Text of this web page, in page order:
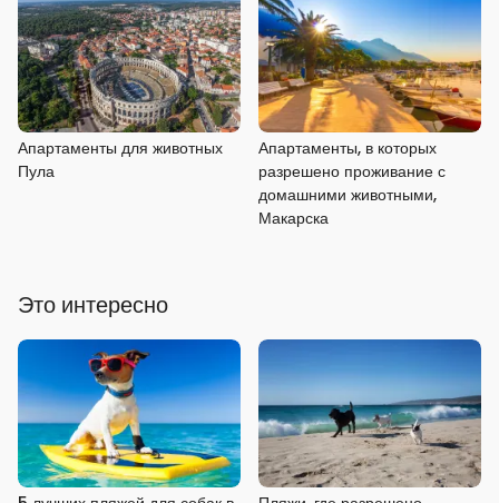
Апартаменты для животных
Пула
Апартаменты, в которых
разрешено проживание с
домашними животными,
Макарска
Это интересно